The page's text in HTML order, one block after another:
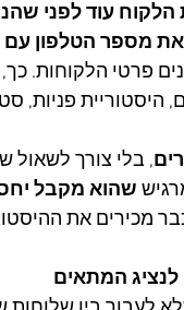
הלקוח עוד לפני
מספר הטלפון עם
פרטי הלקוחות.
היסטוריית פניות,
, בלי צורך לשאול
שהוא מקבל יחס
כבר מכירים את
לנציג המתאים